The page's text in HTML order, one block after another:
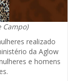
Campo)
realizado
da Aglow
e homens